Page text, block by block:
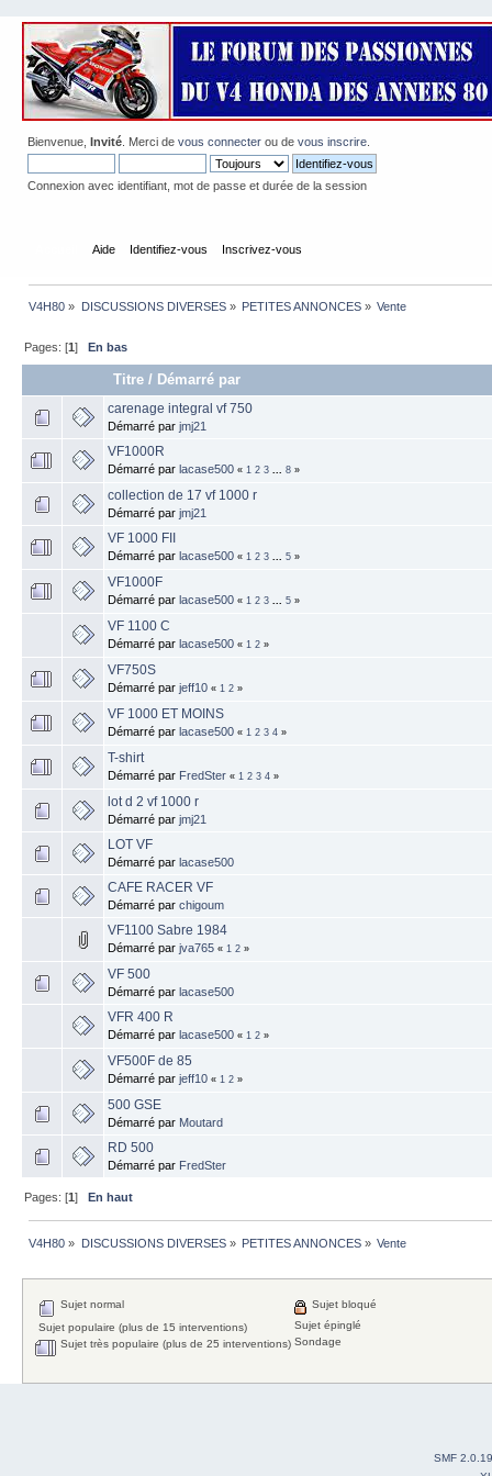
Bienvenue, Invité . Merci de vous connecter ou de vous inscrire
Connexion avec identifiant, mot de passe et durée de la session
Aide Identifiez-vous Inscrivez-vous
V4H80 » DISCUSSIONS DIVERSES» PETITES ANNONCES» Vente
Pages: [1]En bas
Titre / Démarré par
carenage integral vf 750
Démarré par jmj21
VF1000R
Démarré par lacase500 « 1 2 3 8 »
collection de 17 vf 1000 r
Démarré par jmj21
VF 1000 FII
Démarré par lacase500 « 1 2 3 5 »
VF1000F
Démarré par lacase500 « 1 2 3 5 »
VF 1100 C
Démarré par lacase500 « 1 2 »
VF750S
Démarré par jeff10 « 1 2 »
VF 1000 ET MOINS
Démarré par lacase500 « 1 2 3 4 »
T-shirt
Démarré par FredSter « 1 2 3 4 »
lot d 2 vf 1000 r
Démarré par jmj21
LOT VF
Démarré par lacase500
CAFE RACER VF
Démarré par chigoum
VF1100 Sabre 1984
Démarré par jva765 « 1 2 »
VF 500
Démarré par lacase500
VFR 400 R
Démarré par lacase500 « 1 2 »
VF500F de 85
Démarré par jeff10 « 1 2 »
500 GSE
Démarré par Moutard
RD 500
Démarré par FredSter
Pages: [1]En haut
V4H80 » DISCUSSIONS DIVERSES» PETITES ANNONCES» Vente
Sujet normal
Sujet populaire (plus de 15 interventions)
Sujet très populaire (plus de 25 interventions)
Sujet bloqué
Sujet épinglé
Sondage
SMF 2.0.19